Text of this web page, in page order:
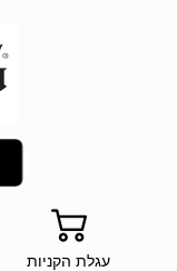
עגלת הקניות